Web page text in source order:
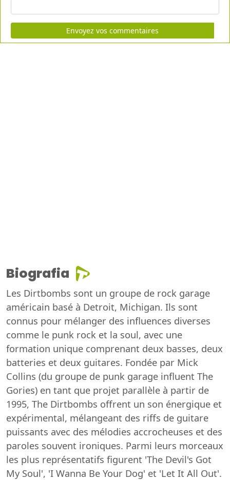
Envoyez vos commentaires
Biografia
Les Dirtbombs sont un groupe de rock garage
américain basé à Detroit, Michigan. Ils sont
connus pour mélanger des influences diverses
comme le punk rock et la soul, avec une
formation unique comprenant deux basses, deux
batteries et deux guitares. Fondée par Mick
Collins (du groupe de punk garage influent The
Gories) en tant que projet parallèle à partir de
1995, The Dirtbombs offrent un son énergique et
expérimental, mélangeant des riffs de guitare
puissants avec des mélodies accrocheuses et des
paroles souvent ironiques. Parmi leurs morceaux
les plus représentatifs figurent 'The Devil's Got
My Soul', 'I Wanna Be Your Dog' et 'Let It All Out'.